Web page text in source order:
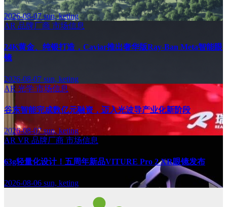
2026-08-07sun, keting
AR 品牌厂商 市场信息
24K黄金、纯银打造，Caviar推出奢华版Ray-Ban Meta智能眼
镜
2026-08-07 sun, keting
AR 光学 市场信息
谷东智能完成数亿元融资，迈入光波导产业化新阶段
2026-08-07sun, keting
AR VR 品牌厂商 市场信息
63g轻量化设计！五周年新品VITURE Pro 2 XR眼镜发布
2026-08-06 sun, keting